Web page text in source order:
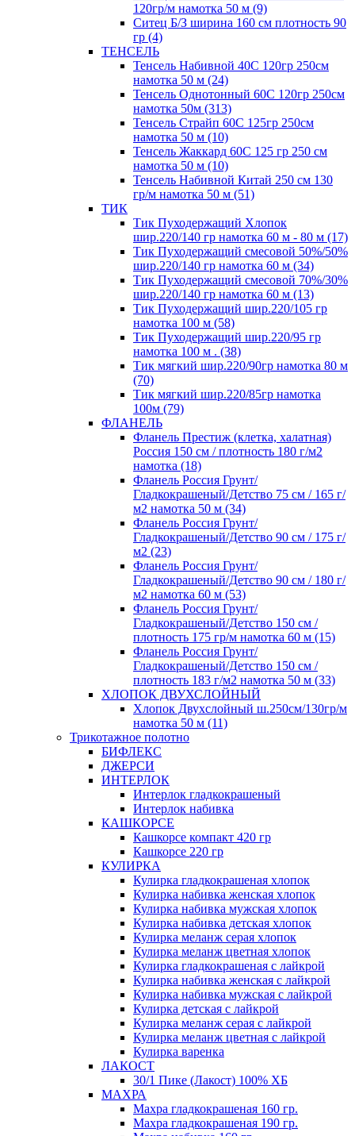
120гр/м намотка 50 м (9)
Ситец Б/З ширина 160 см плотность 90
гр (4)
ТЕНСЕЛЬ
Тенсель Набивной 40С 120гр 250см
намотка 50 м (24)
Тенсель Однотонный 60С 120гр 250см
намотка 50м (313)
Тенсель Страйп 60С 125гр 250см
намотка 50 м (10)
Тенсель Жаккард 60С 125 гр 250 см
намотка 50 м (10)
Тенсель Набивной Китай 250 см 130
гр/м намотка 50 м (51)
ТИК
Тик Пуходержащий Хлопок
шир.220/140 гр намотка 60 м - 80 м (17)
Тик Пуходержащий смесовой 50%/50%
шир.220/140 гр намотка 60 м (34)
Тик Пуходержащий смесовой 70%/30%
шир.220/140 гр намотка 60 м (13)
Тик Пуходержащий шир.220/105 гр
намотка 100 м (58)
Тик Пуходержащий шир.220/95 гр
намотка 100 м . (38)
Тик мягкий шир.220/90гр намотка 80 м
(70)
Тик мягкий шир.220/85гр намотка
100м (79)
ФЛАНЕЛЬ
Фланель Престиж (клетка, халатная)
Россия 150 см / плотность 180 г/м2
намотка (18)
Фланель Россия Грунт/
Гладкокрашеный/Детство 75 см / 165 г/
м2 намотка 50 м (34)
Фланель Россия Грунт/
Гладкокрашеный/Детство 90 см / 175 г/
м2 (23)
Фланель Россия Грунт/
Гладкокрашеный/Детство 90 см / 180 г/
м2 намотка 60 м (53)
Фланель Россия Грунт/
Гладкокрашеный/Детство 150 см /
плотность 175 гр/м намотка 60 м (15)
Фланель Россия Грунт/
Гладкокрашеный/Детство 150 см /
плотность 183 г/м2 намотка 50 м (33)
ХЛОПОК ДВУХСЛОЙНЫЙ
Хлопок Двухслойный ш.250см/130гр/м
намотка 50 м (11)
Трикотажное полотно
БИФЛЕКС
ДЖЕРСИ
ИНТЕРЛОК
Интерлок гладкокрашеный
Интерлок набивка
КАШКОРСЕ
Кашкорсе компакт 420 гр
Кашкорсе 220 гр
КУЛИРКА
Кулирка гладкокрашеная хлопок
Кулирка набивка женская хлопок
Кулирка набивка мужская хлопок
Кулирка набивка детская хлопок
Кулирка меланж серая хлопок
Кулирка меланж цветная хлопок
Кулирка гладкокрашеная с лайкрой
Кулирка набивка женская с лайкрой
Кулирка набивка мужская с лайкрой
Кулирка детская с лайкрой
Кулирка меланж серая с лайкрой
Кулирка меланж цветная с лайкрой
Кулирка варенка
ЛАКОСТ
30/1 Пике (Лакост) 100% ХБ
МАХРА
Махра гладкокрашеная 160 гр.
Махра гладкокрашеная 190 гр.